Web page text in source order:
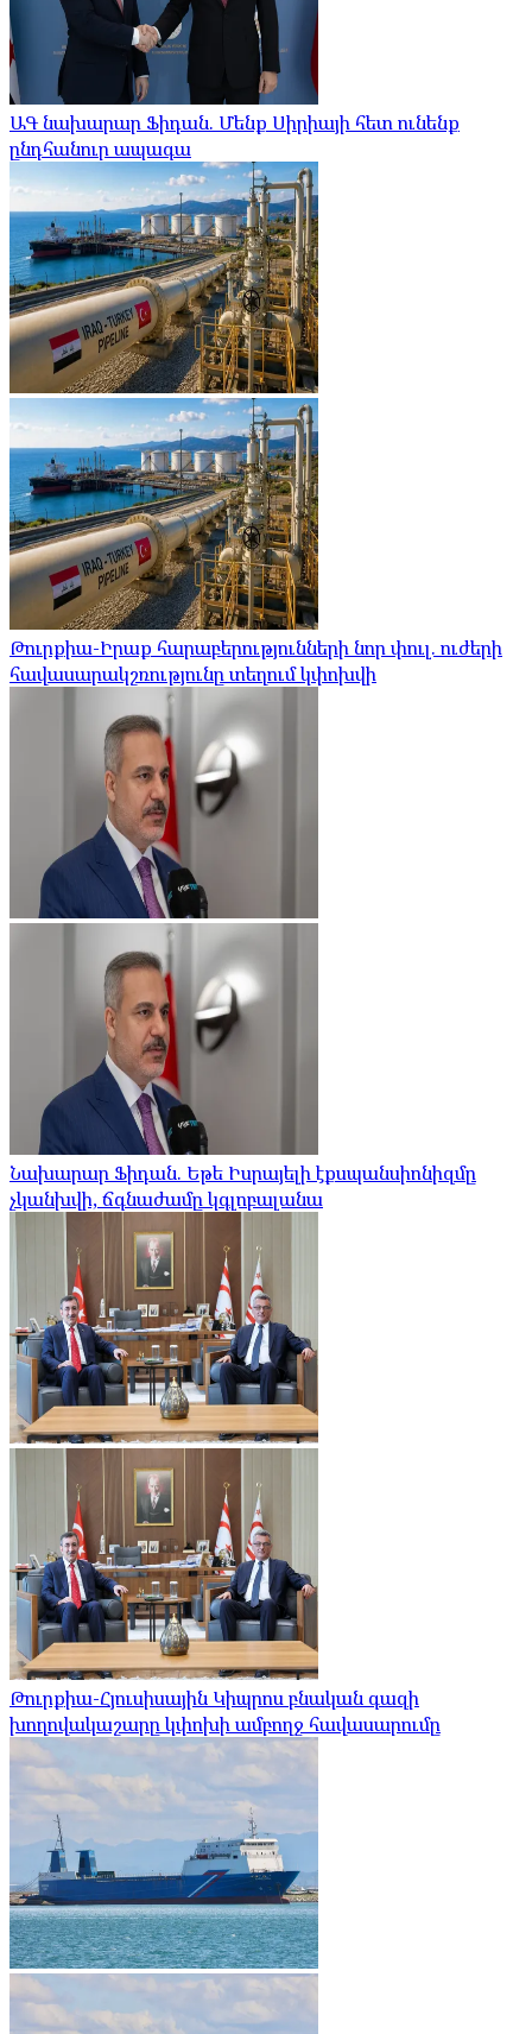
ԱԳ նախարար Ֆիդան. Մենք Սիրիայի հետ ունենք
ընդհանուր ապագա
Թուրքիա-Իրաք հարաբերությունների նոր փուլ. ուժերի
հավասարակշռությունը տեղում կփոխվի
Նախարար Ֆիդան. Եթե Իսրայելի էքսպանսիոնիզմը
չկանխվի, ճգնաժամը կգլոբալանա
Թուրքիա-Հյուսիսային Կիպրոս բնական գազի
խողովակաշարը կփոխի ամբողջ հավասարումը